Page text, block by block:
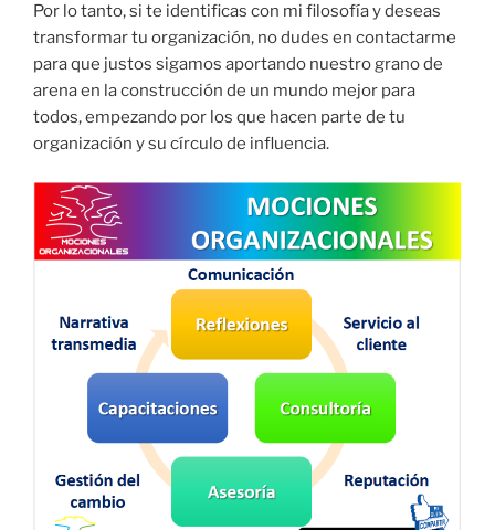
Por lo tanto, si te identificas con mi filosofía y deseas
transformar tu organización, no dudes en contactarme
para que justos sigamos aportando nuestro grano de
arena en la construcción de un mundo mejor para
todos, empezando por los que hacen parte de tu
organización y su círculo de influencia.